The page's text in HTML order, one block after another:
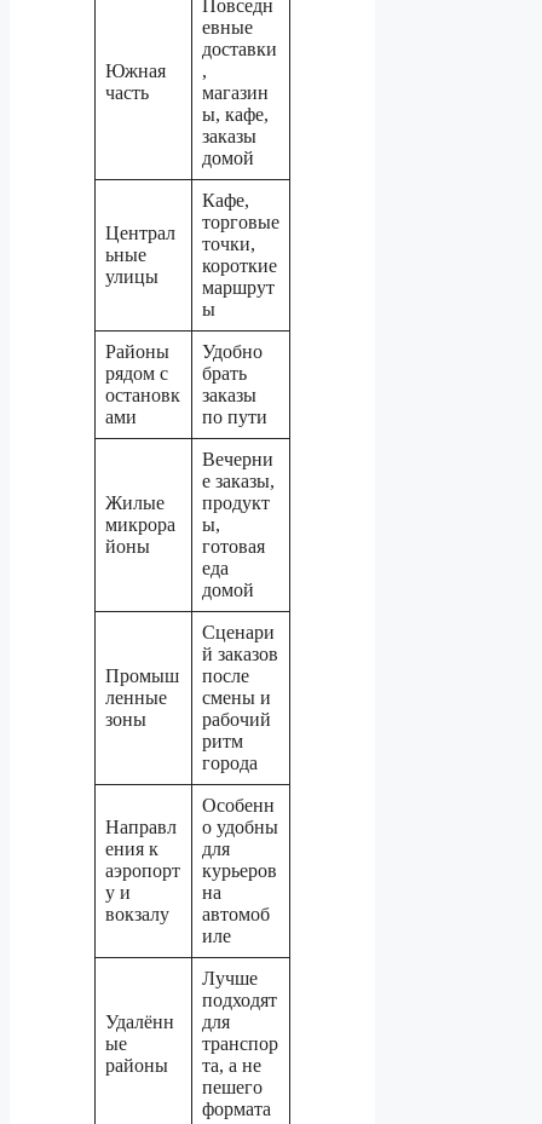
Южная
часть
Повседн
евные
доставки
,
магазин
ы, кафе,
заказы
домой
Централ
ьные
улицы
Кафе,
торговые
точки,
короткие
маршрут
ы
Районы
рядом с
остановк
ами
Удобно
брать
заказы
по пути
Жилые
микрора
йоны
Вечерни
е заказы,
продукт
ы,
готовая
еда
домой
Промыш
ленные
зоны
Сценари
й заказов
после
смены и
рабочий
ритм
города
Направл
ения к
аэропорт
у и
вокзалу
Особенн
о удобны
для
курьеров
на
автомоб
иле
Удалённ
ые
районы
Лучше
подходят
для
транспор
та, а не
пешего
формата